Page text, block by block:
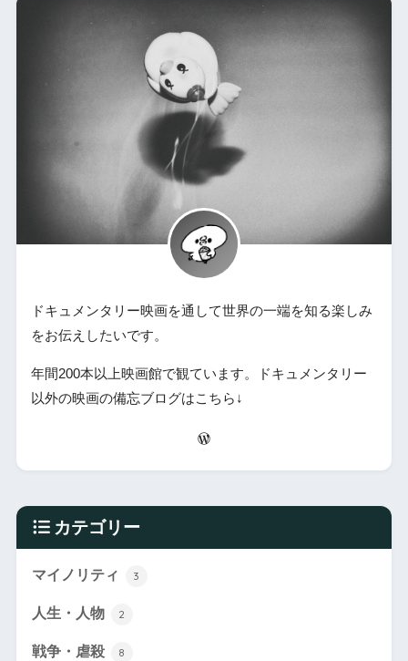
ドキュメンタリー映画を通して世界の一端を知る楽しみ
をお伝えしたいです。
年間200本以上映画館で観ています。ドキュメンタリー
以外の映画の備忘ブログはこちら↓
カテゴリー
マイノリティ 3
人生・人物 2
戦争・虐殺 8